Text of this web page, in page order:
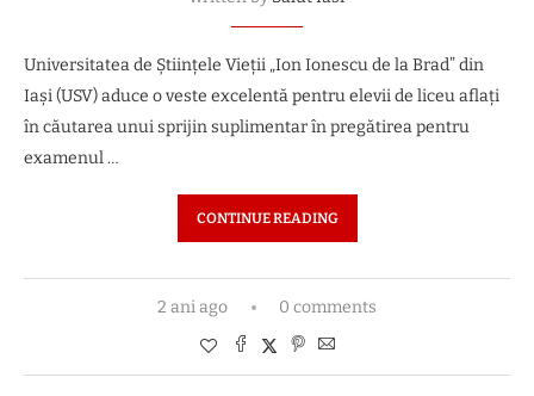
Universitatea de Științele Vieții „Ion Ionescu de la Brad” din
Iași (USV) aduce o veste excelentă pentru elevii de liceu aflați
în căutarea unui sprijin suplimentar în pregătirea pentru
examenul …
CONTINUE READING
2 ani ago 0 comments